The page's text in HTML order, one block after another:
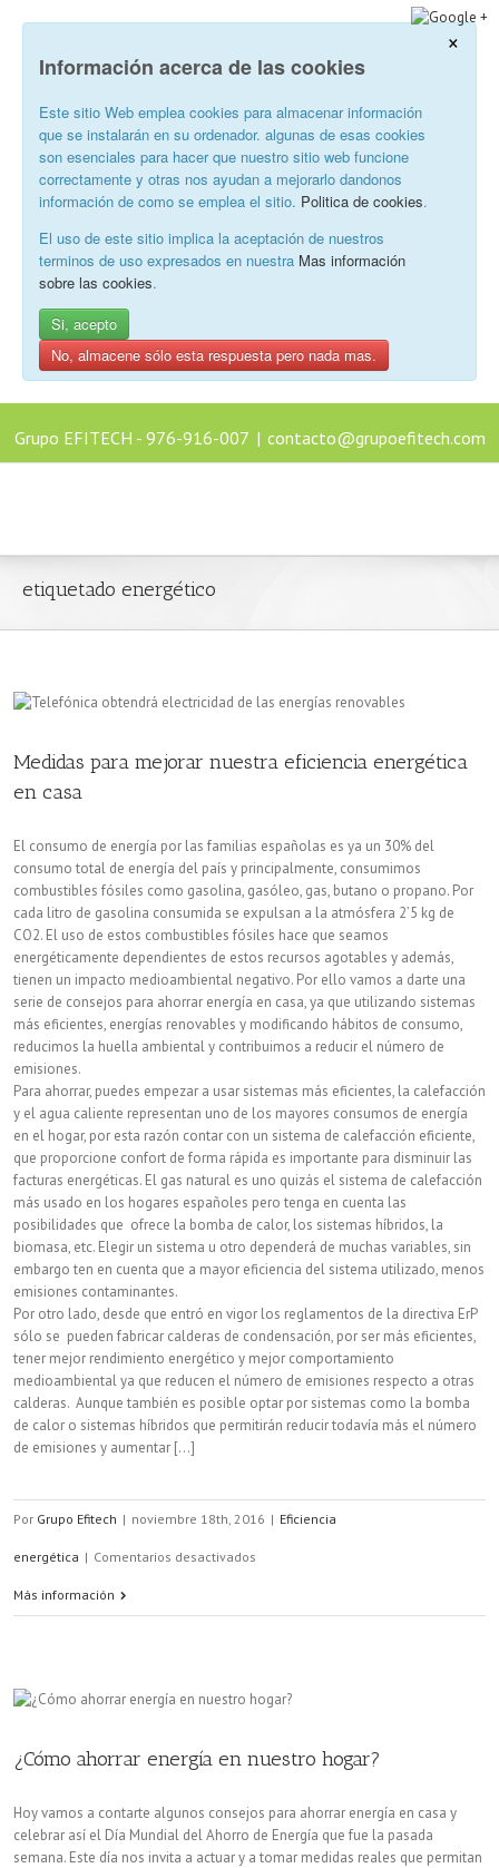
×
Información acerca de las cookies
Este sitio Web emplea cookies para almacenar información
que se instalarán en su ordenador. algunas de esas cookies
son esenciales para hacer que nuestro sitio web funcione
correctamente y otras nos ayudan a mejorarlo dandonos
información de como se emplea el sitio. Politica de cookies.
El uso de este sitio implica la aceptación de nuestros
terminos de uso expresados en nuestra Mas información
sobre las cookies.
Si, acepto
No, almacene sólo esta respuesta pero nada mas.
Grupo EFITECH - 976-916-007 | contacto@grupoefitech.com
etiquetado energético
Medidas para mejorar nuestra eficiencia energética
en casa
El consumo de energía por las familias españolas es ya un 30% del
consumo total de energía del país y principalmente, consumimos
combustibles fósiles como gasolina, gasóleo, gas, butano o propano. Por
cada litro de gasolina consumida se expulsan a la atmósfera 2’5 kg de
CO2. El uso de estos combustibles fósiles hace que seamos
energéticamente dependientes de estos recursos agotables y además,
tienen un impacto medioambiental negativo. Por ello vamos a darte una
serie de consejos para ahorrar energía en casa, ya que utilizando sistemas
más eficientes, energías renovables y modificando hábitos de consumo,
reducimos la huella ambiental y contribuimos a reducir el número de
emisiones.
Para ahorrar, puedes empezar a usar sistemas más eficientes, la calefacción
y el agua caliente representan uno de los mayores consumos de energía
en el hogar, por esta razón contar con un sistema de calefacción eficiente,
que proporcione confort de forma rápida es importante para disminuir las
facturas energéticas. El gas natural es uno quizás el sistema de calefacción
más usado en los hogares españoles pero tenga en cuenta las
posibilidades que ofrece la bomba de calor, los sistemas híbridos, la
biomasa, etc. Elegir un sistema u otro dependerá de muchas variables, sin
embargo ten en cuenta que a mayor eficiencia del sistema utilizado, menos
emisiones contaminantes.
Por otro lado, desde que entró en vigor los reglamentos de la directiva ErP
sólo se pueden fabricar calderas de condensación, por ser más eficientes,
tener mejor rendimiento energético y mejor comportamiento
medioambiental ya que reducen el número de emisiones respecto a otras
calderas. Aunque también es posible optar por sistemas como la bomba
de calor o sistemas híbridos que permitirán reducir todavía más el número
de emisiones y aumentar [...]
Por Grupo Efitech | noviembre 18th, 2016 | Eficiencia
energética | Comentarios desactivados
nuestra
en
casa
Más información
¿Cómo ahorrar energía en nuestro hogar?
Hoy vamos a contarte algunos consejos para ahorrar energía en casa y
celebrar así el Día Mundial del Ahorro de Energía que fue la pasada
semana. Este día nos invita a actuar y a tomar medidas reales que permitan